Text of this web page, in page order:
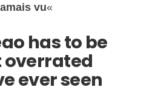
vu«
has to be
overrated
ever seen